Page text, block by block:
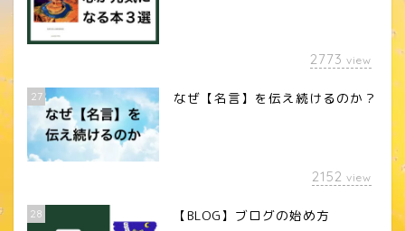
2773 view
27 なぜ【名言】を伝え続けるのか？
2152 view
28 【BLOG】ブログの始め方